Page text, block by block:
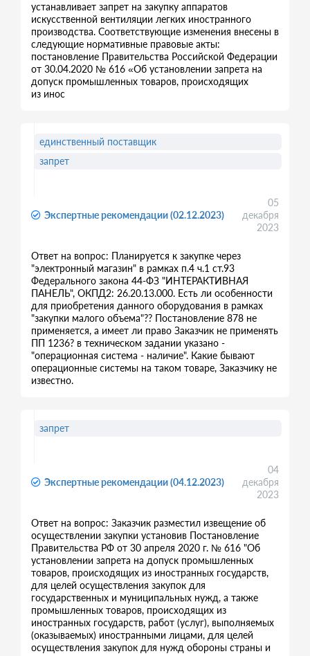
устанавливает запрет на закупку аппаратов
искусственной вентиляции легких иностранного
производства. Соответствующие изменения внесены в
следующие нормативные правовые акты:
постановление Правительства Российской Федерации
от 30.04.2020 № 616 «Об установлении запрета на
допуск промышленных товаров, происходящих
из инос
Экспертные рекомендации (02.12.2023)
05
декабря
2023
Ответ на вопрос: Планируется к закупке через
"электронный магазин" в рамках п.4 ч.1 ст.93
Федерального закона 44-ФЗ "ИНТЕРАКТИВНАЯ
ПАНЕЛЬ", ОКПД2: 26.20.13.000. Есть ли особенности
для приобретения данного оборудования в рамках
"закупки малого объема"?? Постановление 878 не
применяется, а имеет ли право Заказчик не применять
ПП 1236? в техническом задании указано -
"операционная система - наличие". Какие бывают
операционные системы на таком товаре, Заказчику не
известно.
единственный поставщик
запрет
Экспертные рекомендации (04.12.2023)
04
декабря
2023
Ответ на вопрос: Заказчик разместил извещение об
осуществлении закупки установив Постановление
Правительства РФ от 30 апреля 2020 г. № 616 "Об
установлении запрета на допуск промышленных
товаров, происходящих из иностранных государств,
для целей осуществления закупок для
государственных и муниципальных нужд, а также
промышленных товаров, происходящих из
иностранных государств, работ (услуг), выполняемых
(оказываемых) иностранными лицами, для целей
осуществления закупок для нужд обороны страны и
запрет